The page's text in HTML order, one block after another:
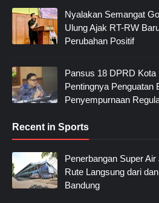
Nyalakan Semangat
Ulung Ajak RT-RW
Perubahan Positif
Pansus 18 DPRD Kota
Pentingnya Penguatan
Penyempurnaan
Recent in Sports
Penerbangan Super
Rute Langsung dari
Bandung